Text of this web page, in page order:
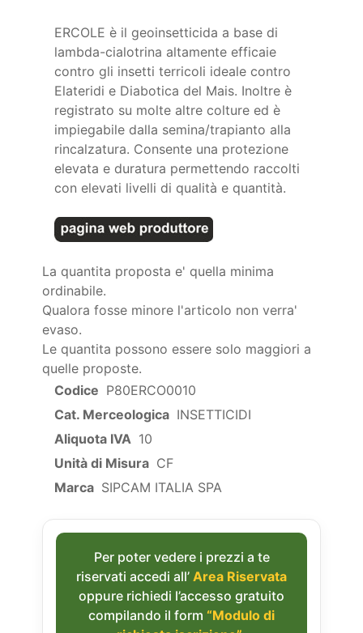
ERCOLE è il geoinsetticida a base di
lambda-cialotrina altamente efficaie
contro gli insetti terricoli ideale contro
Elateridi e Diabotica del Mais. Inoltre è
registrato su molte altre colture ed è
impiegabile dalla semina/trapianto alla
rincalzatura. Consente una protezione
elevata e duratura permettendo raccolti
con elevati livelli di qualità e quantità.
La quantita proposta e' quella minima
ordinabile.
Qualora fosse minore l'articolo non verra'
evaso.
Le quantita possono essere solo maggiori a
quelle proposte.
Codice P80ERCO0010
Cat. Merceologica INSETTICIDI
Aliquota IVA 10
Unità di Misura CF
Marca SIPCAM ITALIA SPA
Per poter vedere i prezzi a te
riservati accedi all’ Area Riservata
oppure richiedi l’accesso gratuito
compilando il form “Modulo di